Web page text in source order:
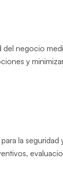
negocio
y
para la